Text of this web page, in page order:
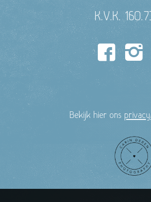
K.V.K.
Bekijk hier ons